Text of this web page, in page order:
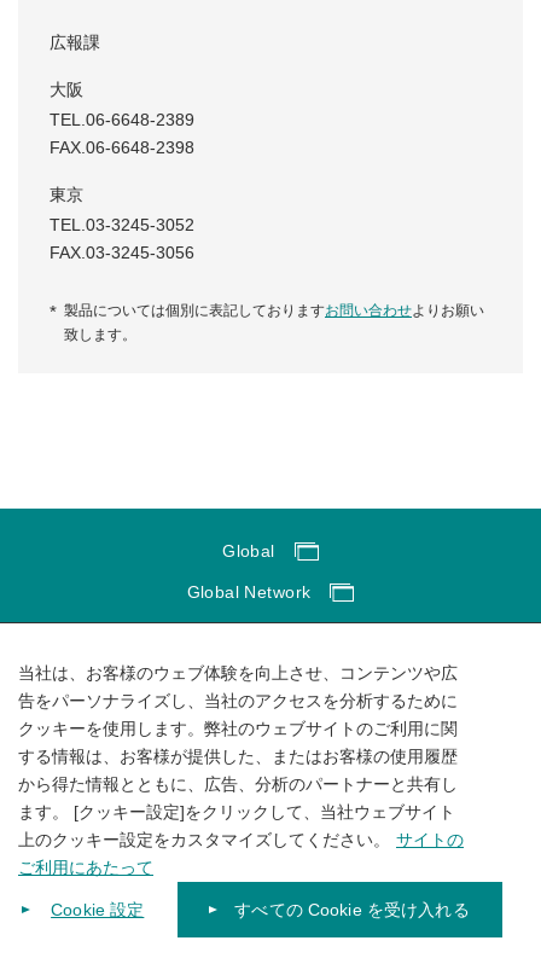
広報課
大阪
TEL.06-6648-2389
FAX.06-6648-2398
東京
TEL.03-3245-3052
FAX.03-3245-3056
製品については個別に表記しておりますお問い合わせよりお願い
致します。
Global
Global Network
ソーシャルメディアポリシー
個人情報保護方針
サイトマップ
当社は、お客様のウェブ体験を向上させ、コンテンツや広
告をパーソナライズし、当社のアクセスを分析するために
クッキーを使用します。弊社のウェブサイトのご利用に関
する情報は、お客様が提供した、またはお客様の使用履歴
から得た情報とともに、広告、分析のパートナーと共有し
ます。 [クッキー設定]をクリックして、当社ウェブサイト
上のクッキー設定をカスタマイズしてください。
サイトの
ご利用にあたって
Cookie 設定 すべての Cookie を受け入れる